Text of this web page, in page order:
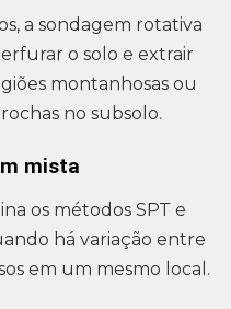
a sondagem rotativa
o solo e extrair
montanhosas ou
no subsolo.
mista
os métodos SPT e
há variação entre
em um mesmo local.